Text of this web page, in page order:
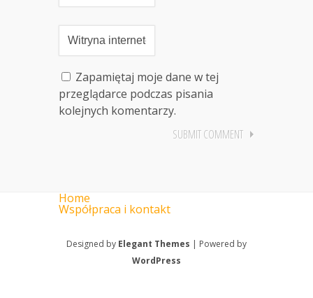
Zapamiętaj moje dane w tej
przeglądarce podczas pisania
kolejnych komentarzy.
Home
Współpraca i kontakt
Designed by Elegant Themes | Powered by
WordPress